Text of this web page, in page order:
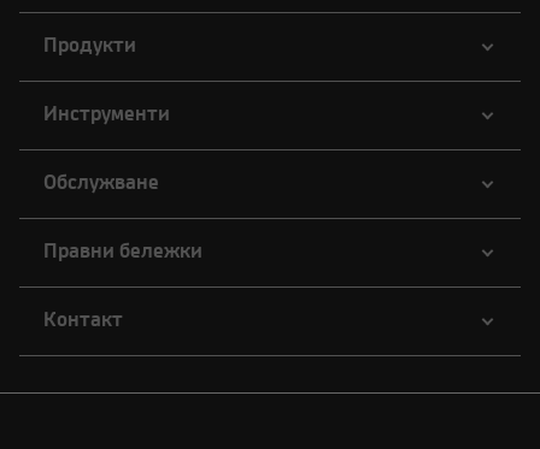
Продукти
Инструменти
Обслужване
Правни бележки
Контакт